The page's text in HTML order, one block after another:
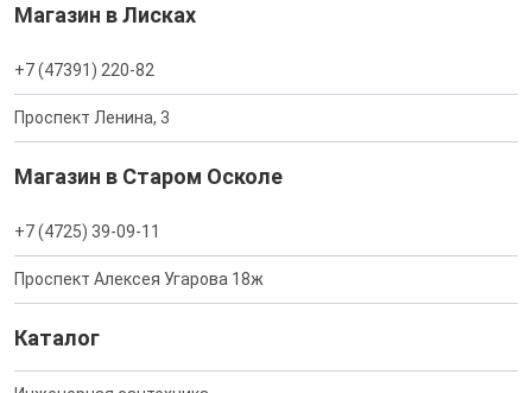
Магазин в Лисках
+7 (47391) 220-82
Проспект Ленина, 3
Магазин в Старом Осколе
+7 (4725) 39-09-11
Проспект Алексея Угарова 18ж
Каталог